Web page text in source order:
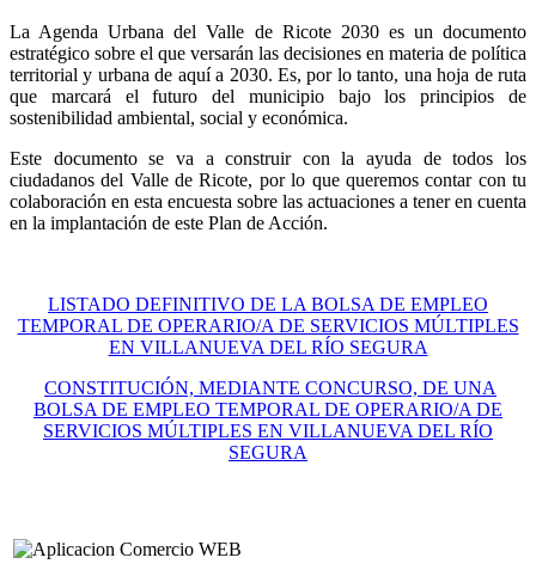
La Agenda Urbana del Valle de Ricote 2030 es un documento
estratégico sobre el que versarán las decisiones en materia de política
territorial y urbana de aquí a 2030. Es, por lo tanto, una hoja de ruta
que marcará el futuro del municipio bajo los principios de
sostenibilidad ambiental, social y económica.
Este documento se va a construir con la ayuda de todos los
ciudadanos del Valle de Ricote, por lo que queremos contar con tu
colaboración en esta encuesta sobre las actuaciones a tener en cuenta
en la implantación de este Plan de Acción.
LISTADO DEFINITIVO DE LA BOLSA DE EMPLEO
TEMPORAL DE OPERARIO/A DE SERVICIOS MÚLTIPLES
EN VILLANUEVA DEL RÍO SEGURA
CONSTITUCIÓN, MEDIANTE CONCURSO, DE UNA
BOLSA DE EMPLEO TEMPORAL DE OPERARIO/A DE
SERVICIOS MÚLTIPLES EN VILLANUEVA DEL RÍO
SEGURA